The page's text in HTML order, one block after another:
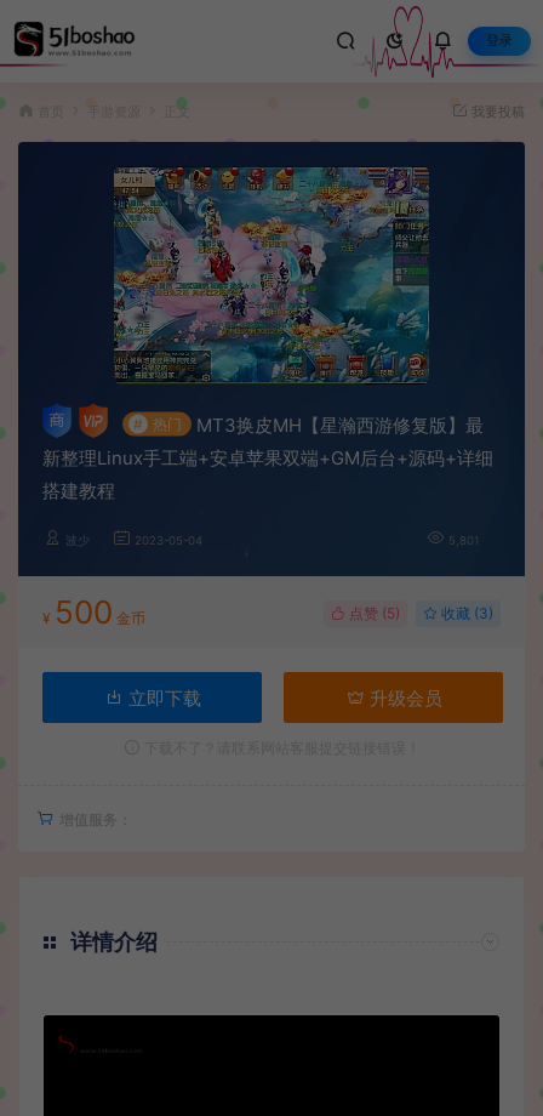
登录
手游资源 正文 我要投稿
# 热门
MT3换皮MH【星瀚西游修复版】最
新整理Linux手工端+安卓苹果双端+GM后台+源码+详细
搭建教程
波少 2023-05-04 5,801
¥ 500 金币 点赞 (5) 收藏 (3)
立即下载 升级会员
增值服务：
详情介绍